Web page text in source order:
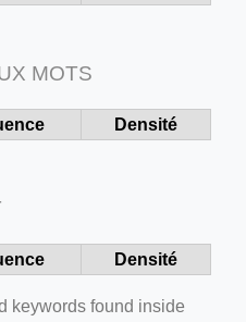
MOTS
Densité
Densité
keywords found inside